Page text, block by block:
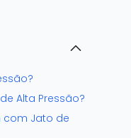
Alta Pressão?
com Jato de